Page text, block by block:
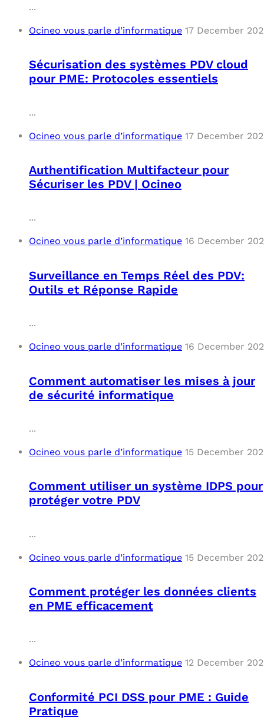
...
Ocineo vous parle d’informatique 17 December
Sécurisation des systèmes PDV cloud
pour PME: Protocoles essentiels
...
Ocineo vous parle d’informatique 17 December
Authentification Multifacteur pour
Sécuriser les PDV | Ocineo
...
Ocineo vous parle d’informatique 16 December
Surveillance en Temps Réel des PDV:
Outils et Réponse Rapide
...
Ocineo vous parle d’informatique 16 December
Comment automatiser les mises à jour
de sécurité informatique
...
Ocineo vous parle d’informatique 15 December
Comment utiliser un système IDPS pour
protéger votre PDV
...
Ocineo vous parle d’informatique 15 December
Comment protéger les données clients
en PME efficacement
...
Ocineo vous parle d’informatique 12 December
Conformité PCI DSS pour PME : Guide
Pratique